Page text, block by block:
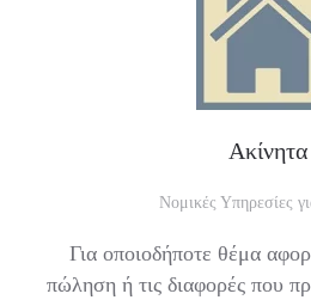
Ακίνητα
Νομικές Υπηρεσίες
Για οποιοδήποτε θέμα
πώληση ή τις διαφορές που